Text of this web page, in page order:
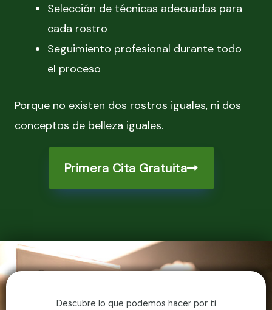
Selección de técnicas adecuadas para
cada rostro
Seguimiento profesional durante todo
el proceso
Porque no existen dos rostros iguales, ni dos
conceptos de belleza iguales.
Primera Cita Gratuita
Descubre lo que podemos hacer por ti